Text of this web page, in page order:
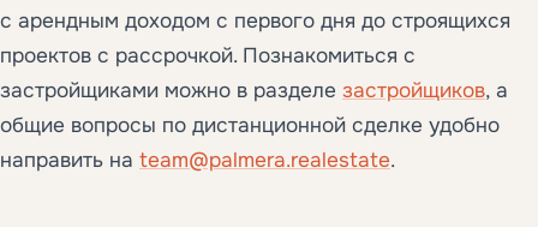
с арендным доходом с первого дня до строящихся
проектов с рассрочкой. Познакомиться с
застройщиками можно в разделе застройщиков, а
общие вопросы по дистанционной сделке удобно
направить на team@palmera.realestate.